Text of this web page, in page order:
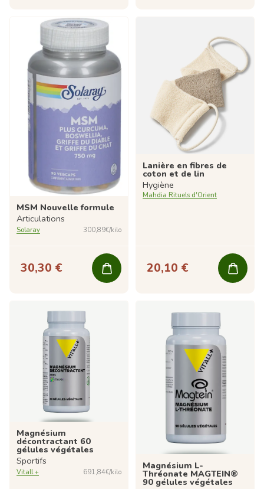
MSM Nouvelle formule
Articulations
Solaray 300,89€/kilo
30,30 €
Lanière en fibres de
coton et de lin
Hygiène
Mahdia Rituels d'Orient
20,10 €
Magnésium
décontractant 60
gélules végétales
Sportifs
Vitall + 691,84€/kilo
Magnésium L-
Thréonate MAGTEIN®
90 gélules végétales